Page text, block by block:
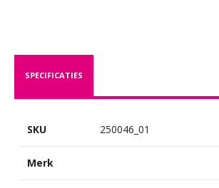
SPECIFICATIES
SKU 250046_01
Merk